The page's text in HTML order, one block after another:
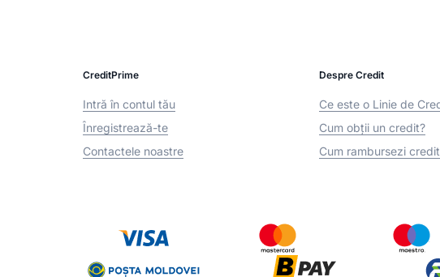
CreditPrime
Intră în contul tău
Înregistrează-te
Contactele noastre
Despre Credit
Ce este o Linie de
Cum obții un credit?
Cum rambursezi